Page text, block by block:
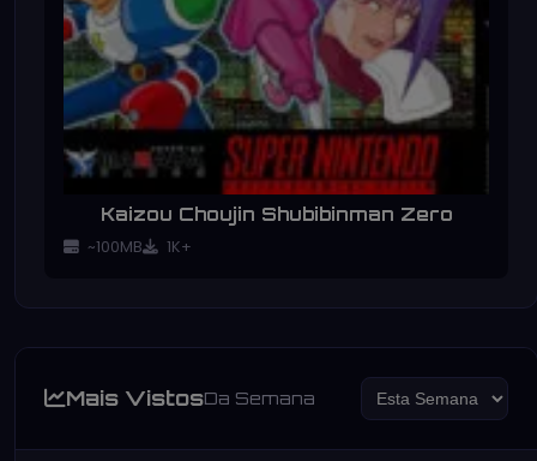
Kaizou Choujin Shubibinman Zero
~100MB 1K+
Mais VistosDa Semana